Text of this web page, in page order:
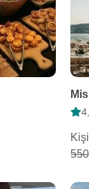
550